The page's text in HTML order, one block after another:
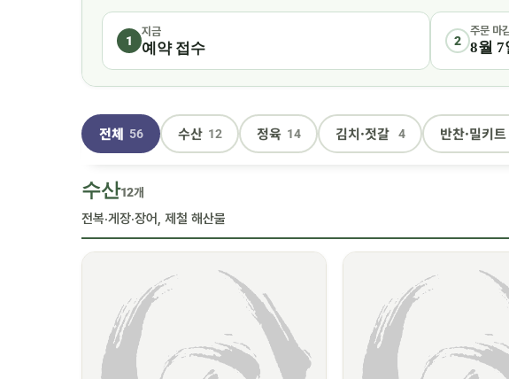
1
지금
예약 접수 2
주문 마
8월 7
전체 56 수산 12 정육 14 김치·젓갈 4 반찬·밀키트
수산12개
전복·게장·장어, 제철 해산물